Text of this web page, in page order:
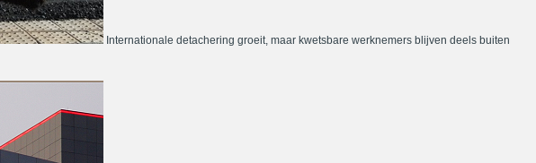
Internationale detachering groeit, maar kwetsbare werknemers blijven deels buiten